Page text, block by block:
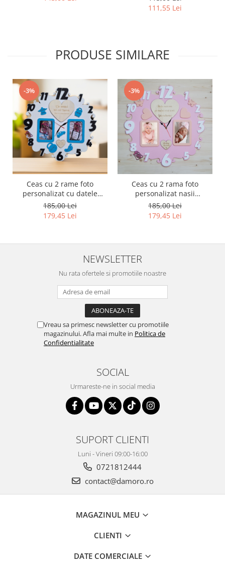
111,55 Lei
PRODUSE SIMILARE
-3%
Ceas cu 2 rame foto
personalizat cu datele
cadou nasi botez
185,00 Lei
179,45 Lei
-3%
Ceas cu 2 rama foto
personalizat nasii
botez,gravat
185,00 Lei
179,45 Lei
NEWSLETTER
Nu rata ofertele si promotiile noastre
Vreau sa primesc newsletter cu promotiile
magazinului. Afla mai multe in Politica de
Confidentialitate
SOCIAL
Urmareste-ne in social media
SUPORT CLIENTI
Luni - Vineri 09:00-16:00
0721812444
contact@damoro.ro
MAGAZINUL MEU
CLIENTI
DATE COMERCIALE